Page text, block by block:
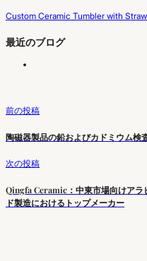
Custom Ceramic Tumbler with
最近のブログ
前の投稿
陶磁器製品の鉛およびカドミウム検
次の投稿
Qingfa Ceramic：中東市場向けアラ
ド製造におけるトップメーカー